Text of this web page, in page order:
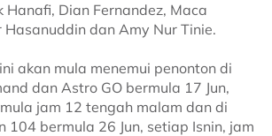
Hanafi, Dian Fernandez, Maca
dan Amy Nur Tinie.
akan mula menemui penonton di
dan Astro GO bermula 17 Jun,
jam 12 tengah malam dan di
104 bermula 26 Jun, setiap Isnin, jam